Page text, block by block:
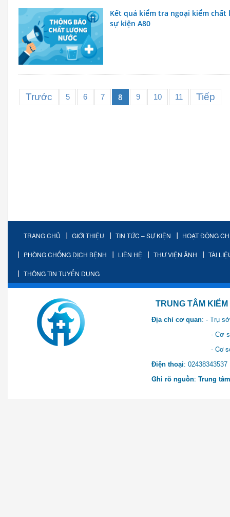
Kết quả kiểm tra ngoại kiểm
sự kiện A80
Trước 5 6 7 8 9 10 11 Tiếp
TRANG CHỦ GIỚI THIỆU TIN TỨC – SỰ KIỆN HOẠT ĐỘNG
PHÒNG CHỐNG DỊCH BỆNH LIÊN HỆ THƯ VIỆN ẢNH TÀI
THÔNG TIN TUYỂN DỤNG
TRUNG TÂM KIỂM SOÁT
Địa chỉ cơ quan: - Trụ
- Cơ sở 2: Khu Hành
- Cơ sở 3: Số 1 Ngõ 2
Điện thoại:
Ghi rõ nguồn: Trung